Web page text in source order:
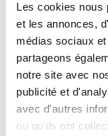
Les cookies nous
et les annonces,
médias sociaux
partageons
notre site avec
publicité et
avec d'autres
ou qu'ils ont
Tous les
Découvrez
cours à Lille →
Autres